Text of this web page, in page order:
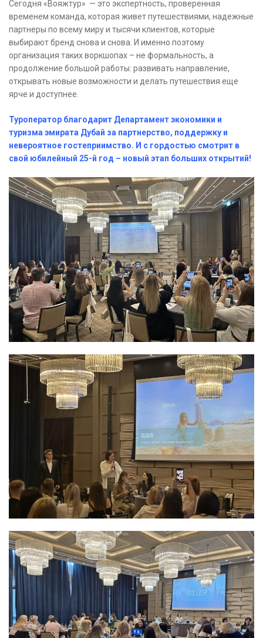
Сегодня «Вояжтур» — это экспертность, проверенная
временем команда, которая живет путешествиями, надежные
партнеры по всему миру и тысячи клиентов, которые
выбирают бренд снова и снова. И именно поэтому
организация таких воркшопах – не формальность, а
продолжение большой работы: развивать направление,
открывать новые возможности и делать путешествия еще
ярче и доступнее.
Туроператор благодарит Департамент экономики и
туризма эмирата Дубай за партнерство, поддержку и
невероятное гостеприимство. И с гордостью смотрит в
свой юбилейный 25-й год – новый этап больших открытий!